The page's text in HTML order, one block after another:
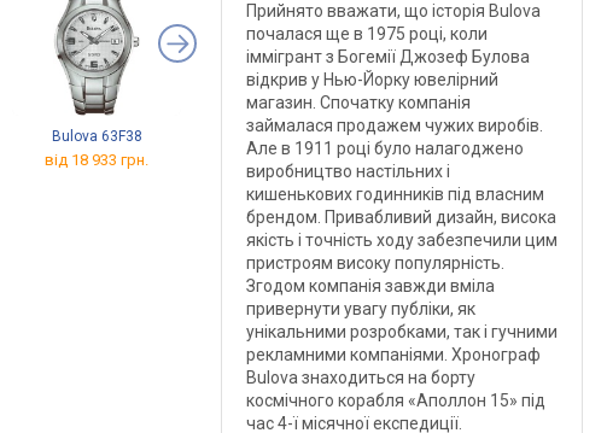
Bulova 63F38
від 18 933 грн.
Bulova 63B130
від 17 391 грн.
Bulova 96B258
від 37 773 грн.
Прийнято вважати, що історія Bulova
почалася ще в 1975 році, коли
іммігрант з Богемії Джозеф Булова
відкрив у Нью-Йорку ювелірний
магазин. Спочатку компанія
займалася продажем чужих виробів.
Але в 1911 році було налагоджено
виробництво настільних і
кишенькових годинників під власним
брендом. Привабливий дизайн, висока
якість і точність ходу забезпечили цим
пристроям високу популярність.
Згодом компанія завжди вміла
привернути увагу публіки, як
унікальними розробками, так і гучними
рекламними компаніями. Хронограф
Bulova знаходиться на борту
космічного корабля «Аполлон 15» під
час 4-ї місячної експедиції.